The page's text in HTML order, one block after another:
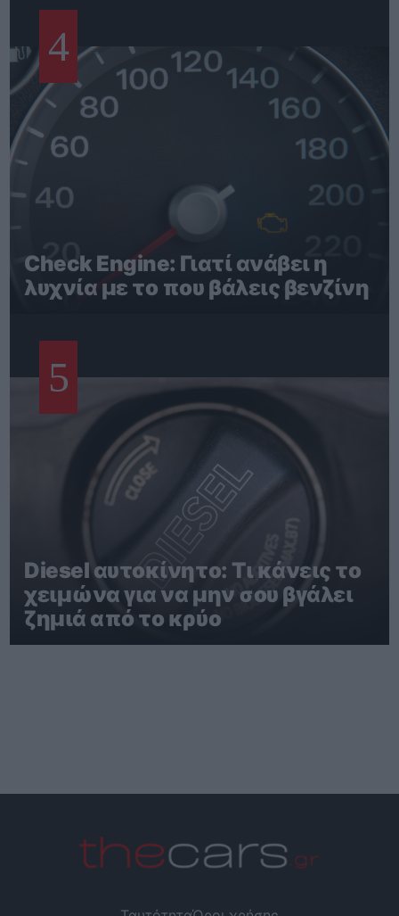
4
Check Engine: Γιατί ανάβει η
λυχνία με το που βάλεις βενζίνη
5
Diesel αυτοκίνητο: Τι κάνεις το
χειμώνα για να μην σου βγάλει
ζημιά από το κρύο